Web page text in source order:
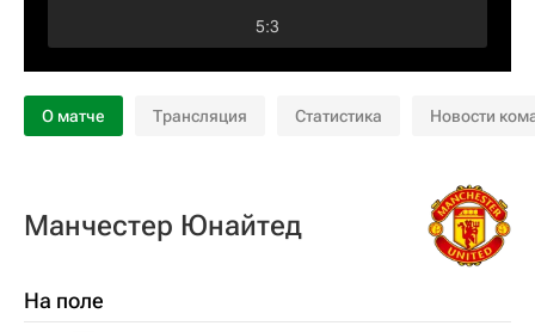
5:3
О матче Трансляция Статистика Новости
Манчестер Юнайтед
На поле